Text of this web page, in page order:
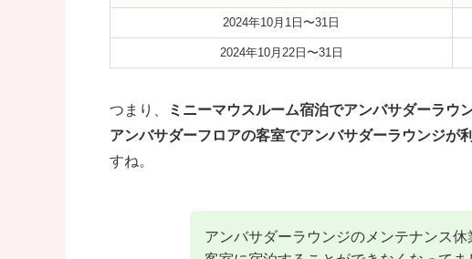
2024年10月1日〜31日
2024年10月22日〜31日
つまり、 ミニーマウスルーム宿泊でアンバサダーラウ
アンバサダーフロアの客室でアンバサダーラウンジが
すね。
アンバサダーラウンジのメンテナンス